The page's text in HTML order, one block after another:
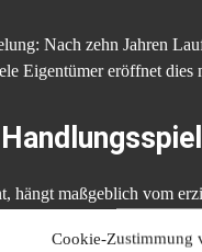
Cookie-Zustimmung
Nach zehn Jahren
Eigentümer eröffnet dies
hängt maßgeblich vom
über dem